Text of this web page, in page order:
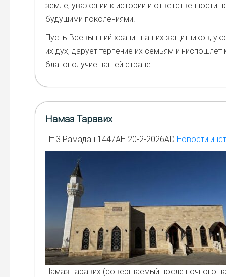
зем­ле, ува­же­нии к исто­рии и ответ­ствен­но­сти
буду­щи­ми поко­ле­ни­я­ми.
Пусть Все­выш­ний хра­нит наших защит­ни­ков,
их дух, дару­ет тер­пе­ние их семьям и нис­по­шлёт
бла­го­по­лу­чие нашей стране.
Намаз Таравих
Пт 3 Рамадан 1447AH 20-2-2026AD Новости
Намаз тара­вих (совер­ша­е­мый после ноч­но­го